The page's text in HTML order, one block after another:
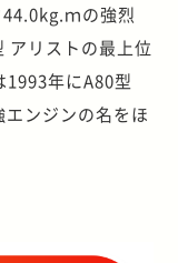
ｍの強烈
アリストの最上位
年にA80型
ンジンの名をほ